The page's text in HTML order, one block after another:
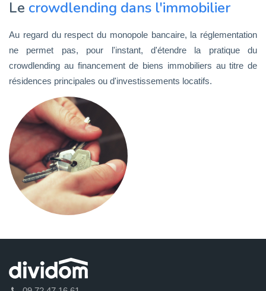
Le crowdlending dans l'immobilier
Au regard du respect du monopole bancaire, la réglementation
ne permet pas, pour l'instant, d'étendre la pratique du
crowdlending au financement de biens immobiliers au titre de
résidences principales ou d'investissements locatifs.